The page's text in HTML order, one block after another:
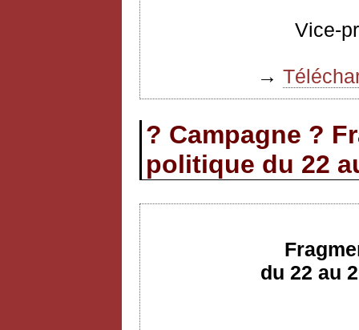
Vice-
→
? Campagne ?
politique du 22
du 22 au